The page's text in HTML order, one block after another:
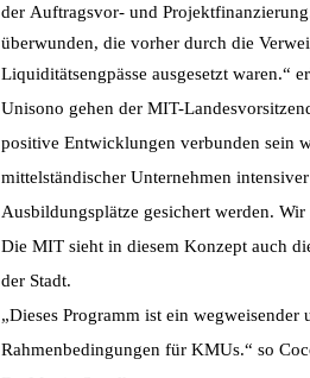
der Auftragsvor- und
überwunden, die vorher durch die
Liquiditätsengpässe ausgesetzt waren.“
Unisono gehen der MIT-
positive Entwicklungen verbunden sein
mittelständischer Unternehmen
Ausbildungsplätze gesichert werden.
Die MIT sieht in diesem Konzept auch
der Stadt.
Dieses Programm ist ein wegweisender
Rahmenbedingungen für KMUs.“ so